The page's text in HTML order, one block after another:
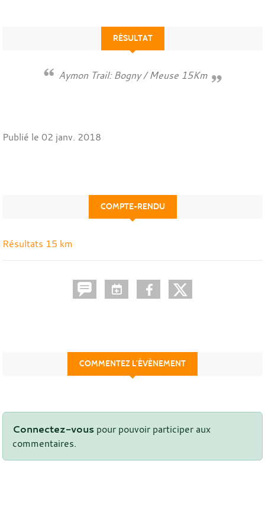
RÉSULTAT
Aymon Trail: Bogny / Meuse 15Km
Publié le 02 janv. 2018
COMPTE-RENDU
Résultats 15 km
COMMENTEZ L’ÉVÈNEMENT
Connectez-vous pour pouvoir participer aux
commentaires.